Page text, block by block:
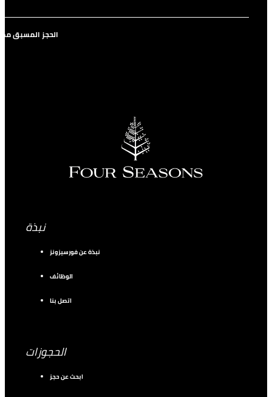
الحجز المسبق
نبذة
نبذة عن فورسيزونز
الوظائف
اتصل بنا
الحجوزات
ابحث عن حجز